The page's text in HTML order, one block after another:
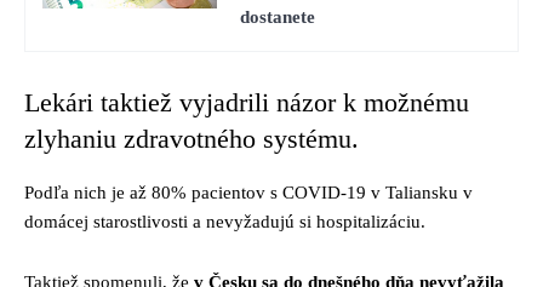
dostanete
Lekári taktiež vyjadrili názor k možnému
zlyhaniu zdravotného systému.
Podľa nich je až 80% pacientov s COVID-19 v Taliansku v
domácej starostlivosti a nevyžadujú si hospitalizáciu.
Taktiež spomenuli, že v Česku sa do dnešného dňa nevyťažila